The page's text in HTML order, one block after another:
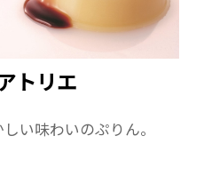
トリエ
い味わいのぷりん。